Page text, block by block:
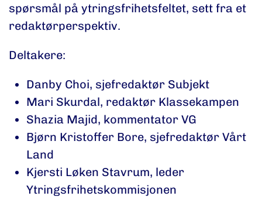
spørsmål på ytringsfrihetsfeltet, sett fra et
redaktørperspektiv.
Deltakere:
Danby Choi, sjefredaktør Subjekt
Mari Skurdal, redaktør Klassekampen
Shazia Majid, kommentator VG
Bjørn Kristoffer Bore, sjefredaktør Vårt
Land
Kjersti Løken Stavrum, leder
Ytringsfrihetskommisjonen